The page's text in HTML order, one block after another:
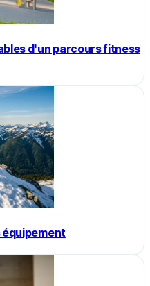
d'un parcours fitness